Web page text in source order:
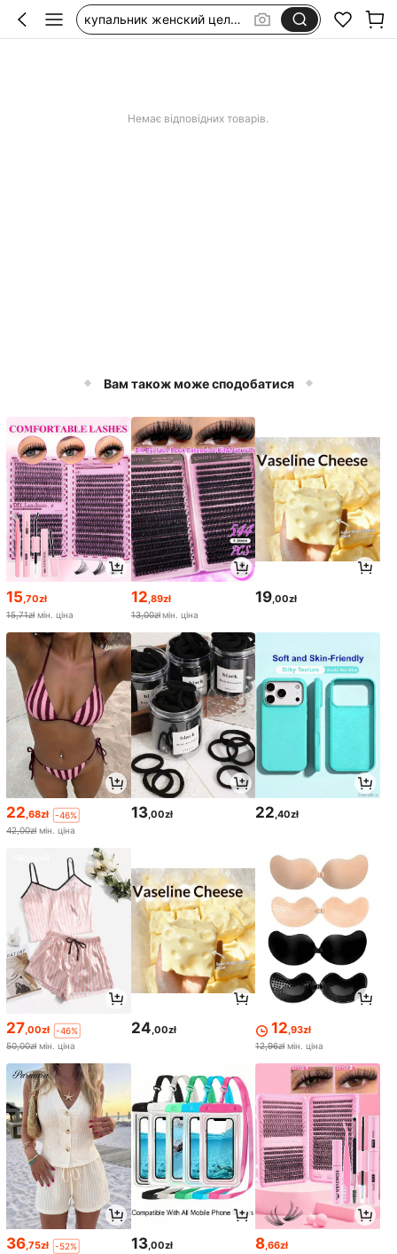
сукні з льону
Немає відповідних товарів.
Вам також може сподобатися
15 ,70zł
15,71zł мін. ціна
12 ,89zł
13,00złмін. ціна
19 ,00zł
22,68zł
-46%
42,00zł мін. ціна
13,00zł 22,40zł
27,00zł
-46%
50,00zł мін. ціна
24,00zł 12,93zł
12,96zł мін. ціна
36,75zł
-52%
13,00zł 8,66zł